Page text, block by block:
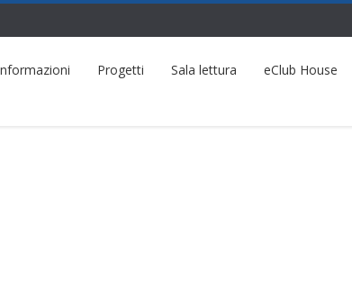
Progetti Sala lettura eClub House